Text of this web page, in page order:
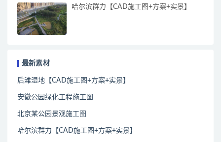
哈尔滨群力【CAD施工图+方案+实景】
最新素材
后滩湿地【CAD施工图+方案+实景】
安徽公园绿化工程施工图
北京某公园景观施工图
哈尔滨群力【CAD施工图+方案+实景】